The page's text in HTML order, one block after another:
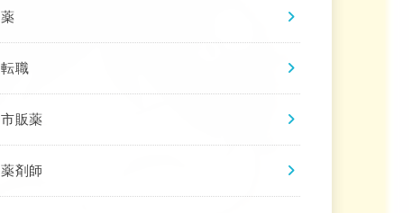
薬
転職
市販薬
薬剤師